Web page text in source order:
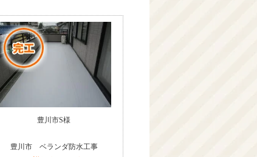
豊川市S様
豊川市 ベランダ防水工事